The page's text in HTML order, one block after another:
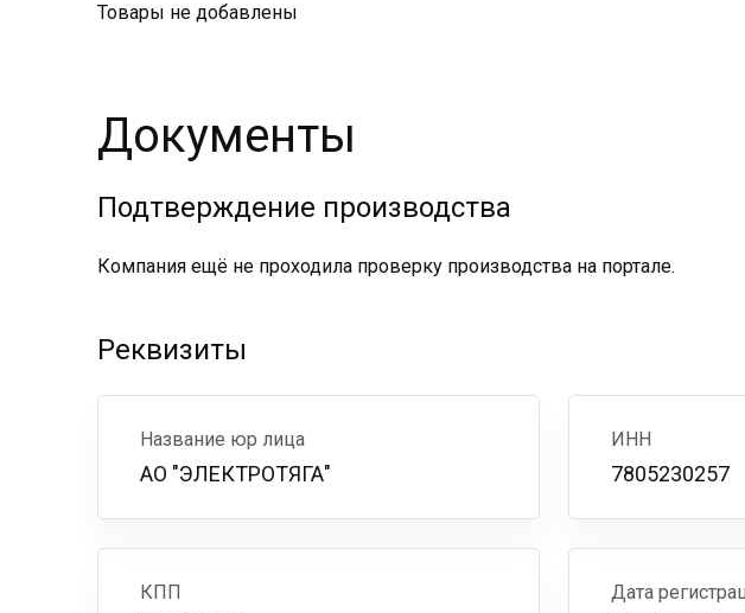
Товары не добавлены
Документы
Подтверждение производства
Компания ещё не проходила проверку производства на портале.
Реквизиты
Название юр лица
АО "ЭЛЕКТРОТЯГА"
ИНН
7805230257
КПП Дата